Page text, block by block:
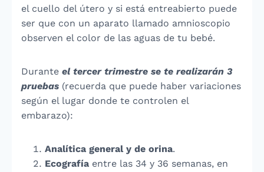
el cuello del útero y si está entreabierto puede
ser que con un aparato llamado amnioscopio
observen el color de las aguas de tu bebé.
Durante el tercer trimestre se te realizarán 3
pruebas (recuerda que puede haber variaciones
según el lugar donde te controlen el
embarazo):
Analítica general y de orina.
Ecografía entre las 34 y 36 semanas, en